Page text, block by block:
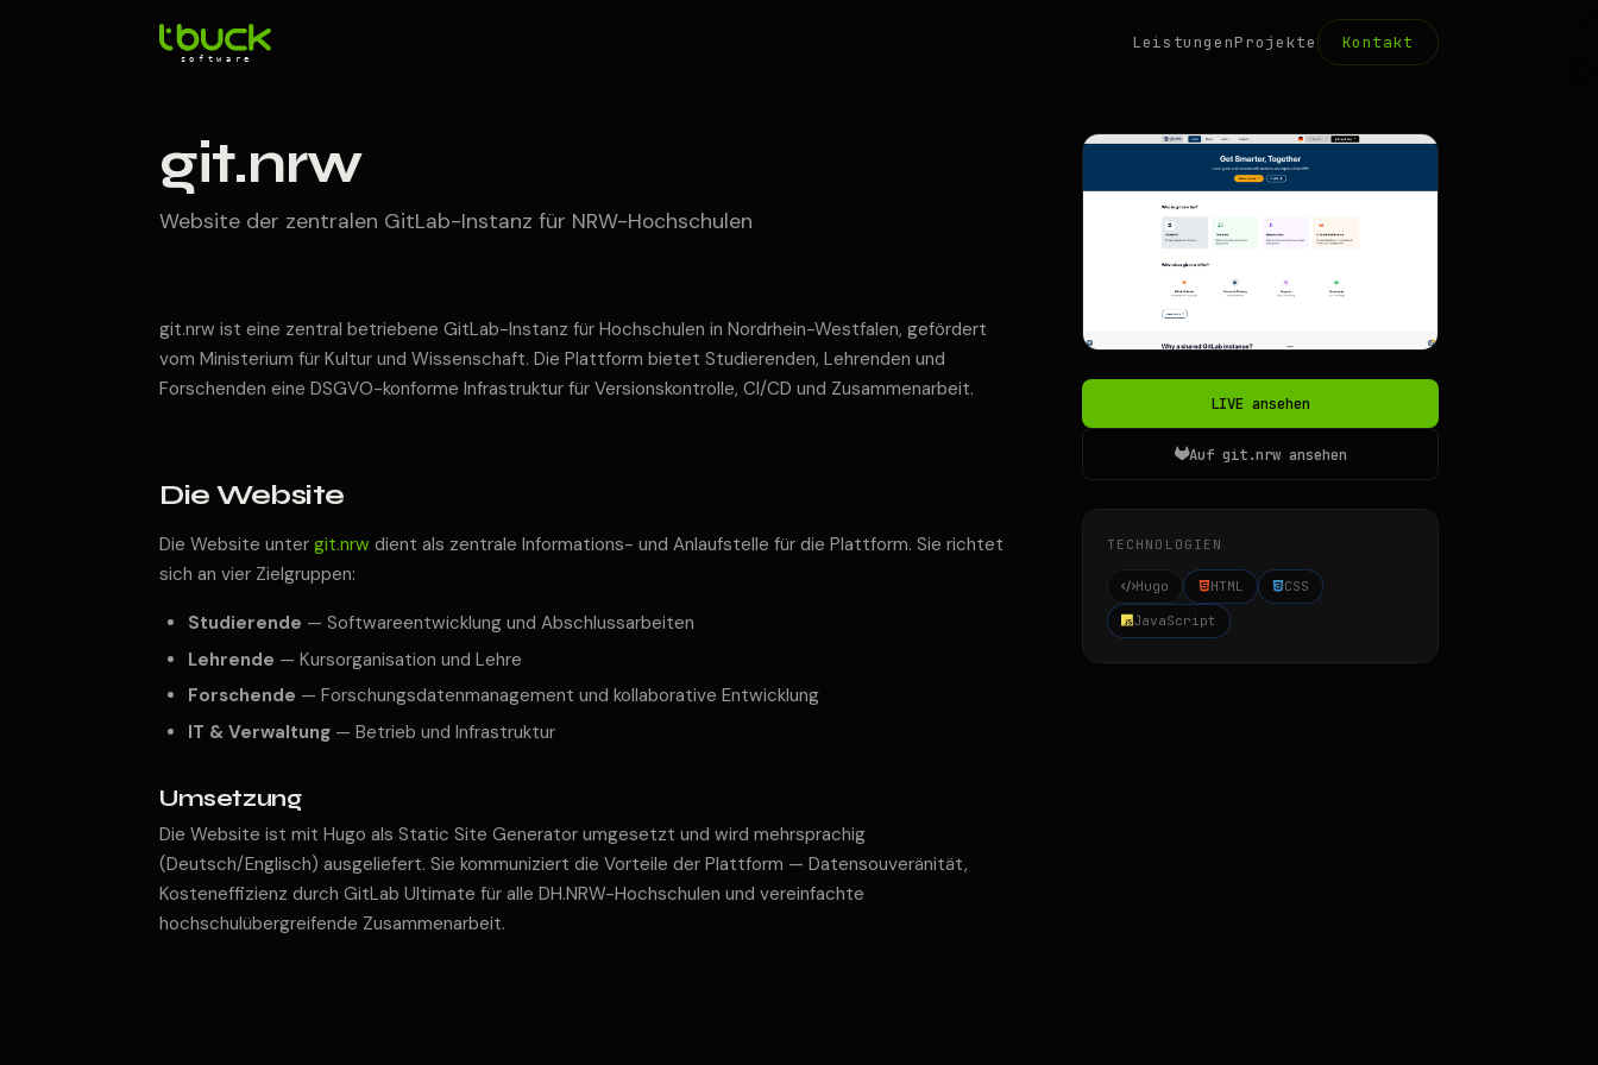
LeistungenProjekte Kontakt
git.nrw
Website der zentralen GitLab-Instanz für NRW-Hochschulen
git.nrw ist eine zentral betriebene GitLab-Instanz für Hochschulen in Nordrhein-Westfalen, gefördert
vom Ministerium für Kultur und Wissenschaft. Die Plattform bietet Studierenden, Lehrenden und
Forschenden eine DSGVO-konforme Infrastruktur für Versionskontrolle, CI/CD und Zusammenarbeit.
Die Website
Die Website unter git.nrw dient als zentrale Informations- und Anlaufstelle für die Plattform. Sie richtet
sich an vier Zielgruppen:
Studierende — Softwareentwicklung und Abschlussarbeiten
Lehrende — Kursorganisation und Lehre
Forschende — Forschungsdatenmanagement und kollaborative Entwicklung
IT & Verwaltung — Betrieb und Infrastruktur
Umsetzung
Die Website ist mit Hugo als Static Site Generator umgesetzt und wird mehrsprachig
(Deutsch/Englisch) ausgeliefert. Sie kommuniziert die Vorteile der Plattform — Datensouveränität,
Kosteneffizienz durch GitLab Ultimate für alle DH.NRW-Hochschulen und vereinfachte
hochschulübergreifende Zusammenarbeit.
LIVE ansehen
Auf git.nrw ansehen
TECHNOLOGIEN
Hugo HTML CSS
JavaScript